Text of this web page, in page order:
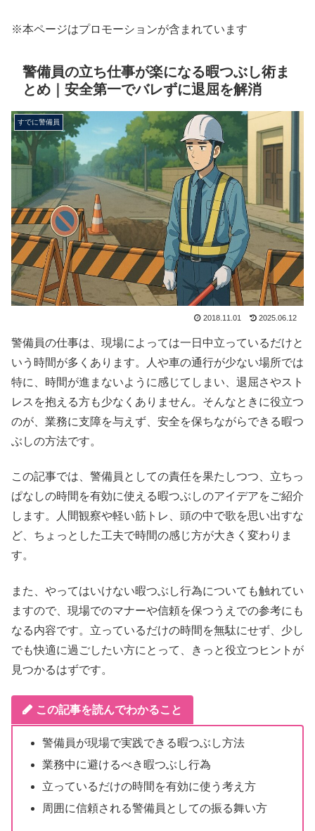
※本ページはプロモーションが含まれています
警備員の立ち仕事が楽になる暇つぶし術ま
とめ｜安全第一でバレずに退屈を解消
すでに警備員
2018.11.01 2025.06.12
警備員の仕事は、現場によっては一日中立っているだけと
いう時間が多くあります。人や車の通行が少ない場所では
特に、時間が進まないように感じてしまい、退屈さやスト
レスを抱える方も少なくありません。そんなときに役立つ
のが、業務に支障を与えず、安全を保ちながらできる暇つ
ぶしの方法です。
この記事では、警備員としての責任を果たしつつ、立ちっ
ぱなしの時間を有効に使える暇つぶしのアイデアをご紹介
します。人間観察や軽い筋トレ、頭の中で歌を思い出すな
ど、ちょっとした工夫で時間の感じ方が大きく変わりま
す。
また、やってはいけない暇つぶし行為についても触れてい
ますので、現場でのマナーや信頼を保つうえでの参考にも
なる内容です。立っているだけの時間を無駄にせず、少し
でも快適に過ごしたい方にとって、きっと役立つヒントが
見つかるはずです。
この記事を読んでわかること
警備員が現場で実践できる暇つぶし方法
業務中に避けるべき暇つぶし行為
立っているだけの時間を有効に使う考え方
周囲に信頼される警備員としての振る舞い方